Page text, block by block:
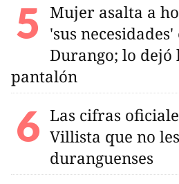
Mujer asalta a
'sus
Durango; lo dejó
pantalón
Las cifras
Villista que no
duranguenses